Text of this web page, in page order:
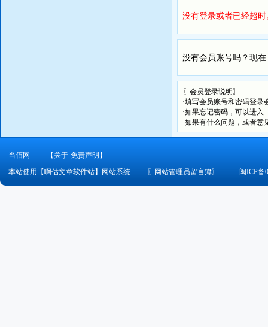
没有登录或者已经超时
没有会员账号吗？现在
〖会员登录说明〗
·填写会员账号和密码登
·如果忘记密码，可以进
·如果有什么问题，或者意
当佰网
【关于·免责声明】
本站使用【啊估文章软件站】网站系统
〖 网站管理员留言簿〗 闽ICP备